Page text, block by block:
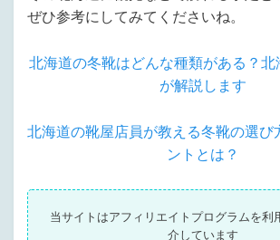
ぜひ参考にしてみてくださいね。
北海道の冬靴はどんな種類がある？北
が解説します
北海道の靴屋店員が教える冬靴の選び
ントとは？
当サイトはアフィリエイトプログラムを利
介しています